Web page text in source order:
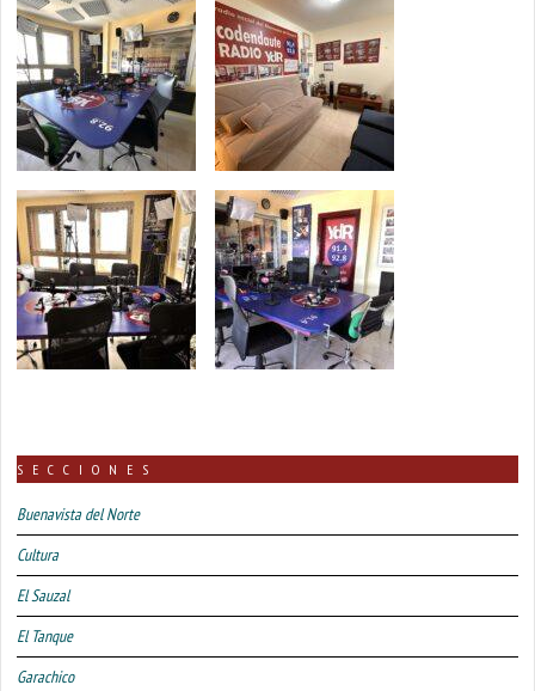
SECCIONES
Buenavista del Norte
Cultura
El Sauzal
El Tanque
Garachico